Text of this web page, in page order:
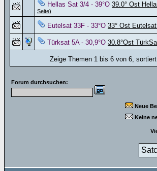
Hellas Sat 3/4 - 39°O 39.0° Ost
Seite)
Eutelsat 33F - 33°O 33° Ost
Türksat 5A - 30,9°O 30.8°Ost
Zeige Themen 1 bis 6 von 6,
Forum durchsuchen:
Neue
Keine